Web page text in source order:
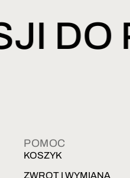
POMOC
KOSZYK
ZWROT I WYMIANA